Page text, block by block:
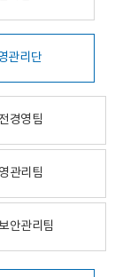
관리단
경영팀
관리팀
안관리팀